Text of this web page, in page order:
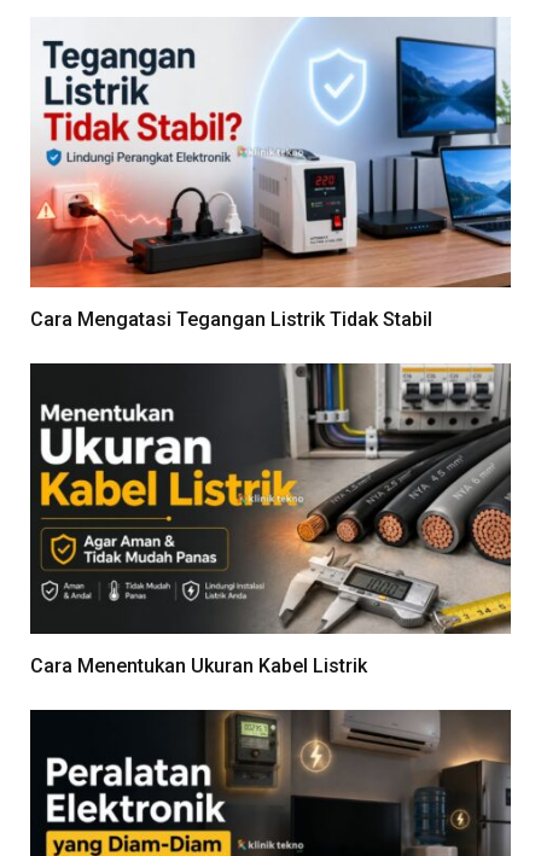
Cara Mengatasi Tegangan Listrik Tidak Stabil
Cara Menentukan Ukuran Kabel Listrik